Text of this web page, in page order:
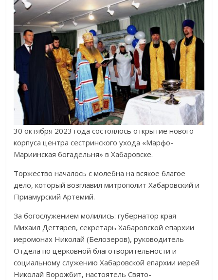
30 октября 2023 года состоялось открытие нового
корпуса центра сестринского ухода «Марфо-
Мариинская богадельня» в Хабаровске.
Торжество началось с молебна на всякое благое
дело, который возглавил митрополит Хабаровский и
Приамурский Артемий.
За богослужением молились: губернатор края
Михаил Дегтярев, секретарь Хабаровской епархии
иеромонах Николай (Белозеров), руководитель
Отдела по церковной благотворительности и
социальному служению Хабаровской епархии иерей
Николай Ворожбит, настоятель Свято-